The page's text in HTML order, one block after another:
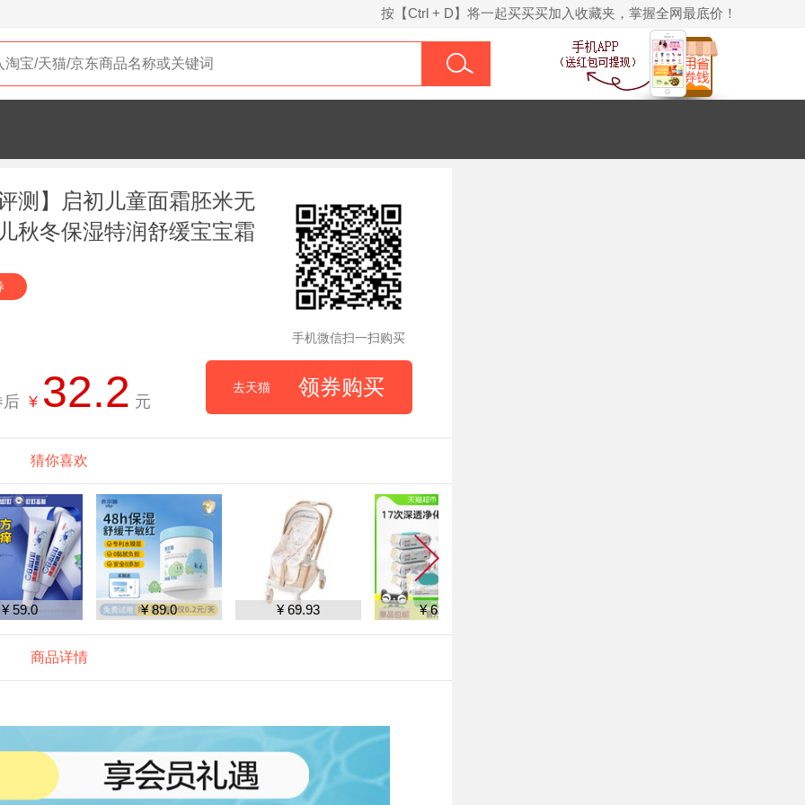
按【Ctrl + D】将一起买买买加入收藏夹，掌握全网最底价！
评测】启初儿童面霜胚米无
秋冬保湿特润舒缓宝宝霜
手机微信扫一扫购买
后 ¥ 32.2 元
去天猫 领券购买
猜你喜欢
¥ 59.0 ¥ 89.0 ¥ 69.93 ¥ 69.9
商品详情